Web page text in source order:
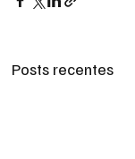
Posts recentes